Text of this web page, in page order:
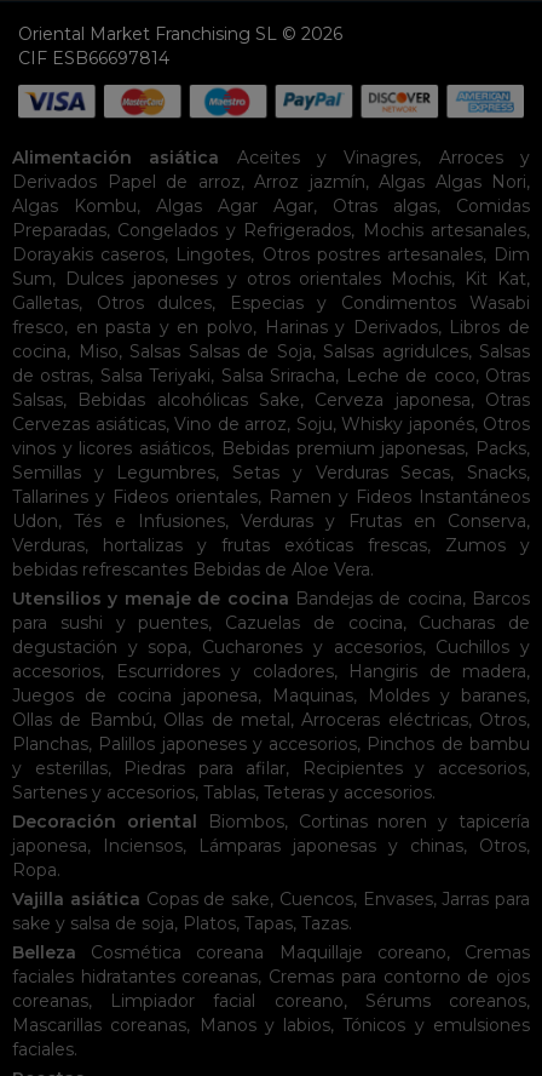
Oriental Market Franchising SL © 2026
CIF ESB66697814
Alimentación asiática Aceites y Vinagres, Arroces y
Derivados
Papel de arroz, Arroz jazmín, Algas Algas Nori,
Algas Kombu, Algas Agar Agar, Otras algas, Comidas
Preparadas, Congelados y Refrigerados, Mochis artesanales,
Dorayakis caseros, Lingotes, Otros postres artesanales, Dim
Sum, Dulces japoneses y otros orientales Mochis, Kit Kat,
Galletas, Otros dulces, Especias y Condimentos
Wasabi
fresco, en pasta y en polvo, Harinas y Derivados, Libros de
cocina, Miso, Salsas Salsas de Soja, Salsas agridulces, Salsas
de ostras, Salsa Teriyaki, Salsa Sriracha, Leche de coco, Otras
Salsas, Bebidas alcohólicas Sake, Cerveza japonesa, Otras
Cervezas asiáticas, Vino de arroz, Soju, Whisky japonés, Otros
vinos y licores asiáticos, Bebidas premium japonesas, Packs,
Semillas y Legumbres, Setas y Verduras Secas, Snacks,
Tallarines y Fideos orientales, Ramen y Fideos Instantáneos
Udon,Tés e Infusiones, Verduras y Frutas en Conserva,
Verduras, hortalizas y frutas exóticas frescas, Zumos y
bebidas refrescantes Bebidas de Aloe Vera.
Utensilios y menaje de cocina Bandejas de cocina, Barcos
para sushi y puentes, Cazuelas de cocina, Cucharas de
degustación y sopa, Cucharones y accesorios, Cuchillos y
accesorios, Escurridores y coladores, Hangiris de madera,
Juegos de cocina japonesa, Maquinas, Moldes y baranes,
Ollas de Bambú, Ollas de metal,Arroceras eléctricas, Otros,
Planchas, Palillos japoneses y accesorios, Pinchos de bambu
y esterillas, Piedras para afilar, Recipientes y accesorios,
Sartenes y accesorios, Tablas, Teteras y accesorios.
Decoración oriental
Biombos, Cortinas noren y tapicería
japonesa, Inciensos, Lámparas japonesas y chinas, Otros,
Ropa.
Vajilla asiática Copas de sake, Cuencos, Envases,Jarras para
sake y salsa de soja, Platos, Tapas, Tazas.
Belleza
Cosmética coreana Maquillaje coreano, Cremas
faciales hidratantes coreanas, Cremas para contorno de ojos
coreanas, Limpiador facial coreano, Sérums coreanos,
Mascarillas coreanas, Manos y labios,Tónicos y emulsiones
faciales.